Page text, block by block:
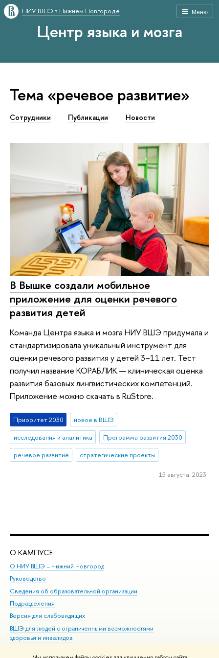
Меню
НИУ ВШЭ в Нижнем Новгороде
Центр языка и мозга
Тема «речевое развитие»
Сотрудники Публикации Новости
В Вышке создали мобильное
приложение для оценки речевого
развития детей
Команда Центра языка и мозга НИУ ВШЭ придумала и
стандартизировала уникальный инструмент для
оценки речевого развития у детей 3–11 лет. Тест
получил название КОРАБЛИК — клиническая оценка
развития базовых лингвистических компетенций.
Приложение можно скачать в RuStore.
Приоритет 2030
новое в ВШЭ
исследования и аналитика
Программа развития 2030
речевое развитие
стратегические проекты
15 августа 2023
О КАМПУСЕ
О НИУ ВШЭ – Нижний Новгород
Руководство
Сведения об образовательной организации
Подразделения
Версия для слабовидящих
ВШЭ для людей с ограниченными возможностями
здоровья и инвалидов